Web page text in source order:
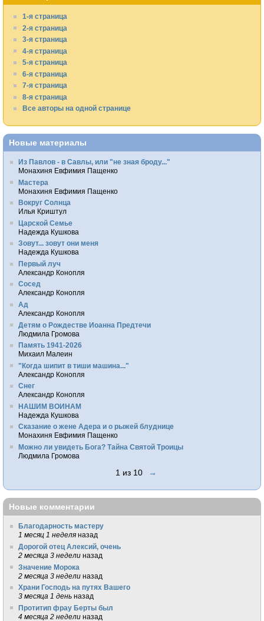
1-я страница
2-я страница
3-я страница
4-я страница
5-я страница
6-я страница
7-я страница
8-я страница
Все авторы на одной странице
Новые материалы
Из Павлов - в Савлы, или "не зная броду..."
Монахиня Евфимия Пащенко
Мастера
Монахиня Евфимия Пащенко
Вокруг Солнца
Илья Криштул
Царской Семье
Надежда Кушкова
Зовут... зовут они меня
Надежда Кушкова
Первый луч
Александр Конопля
Сосед
Александр Конопля
Ад
Александр Конопля
Детям о Рождестве Иоанна Предтечи
Людмила Громова
Память 1941-2026
Михаил Малеин
"Когда шипит в тиши машина..."
Александр Конопля
Снег
Александр Конопля
НАШИМ ВОИНАМ
Надежда Кушкова
Сказание о жене Адера и о рыжей блуднице
Монахиня Евфимия Пащенко
Можно ли увидеть Бога? Тайна Святой Троицы
Людмила Громова
1 из 10 →
Новые комментарии
Благодарность мастеру
1 месяц 1 неделя назад
Дорогой отец Алексий, очень
2 месяца 3 недели назад
Значение Морока
2 месяца 3 недели назад
Храни Господь на путях Вашего
3 месяца 1 день назад
Протитип фрау Берты был
4 месяца 2 недели назад